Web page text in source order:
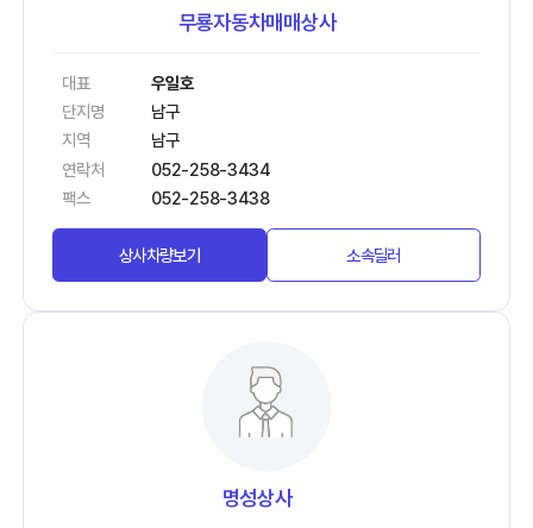
무룡자동차매매상사
대표
우일호
단지명
남구
지역
남구
연락처
052-258-3434
팩스
052-258-3438
상사차량보기 소속딜러
명성상사